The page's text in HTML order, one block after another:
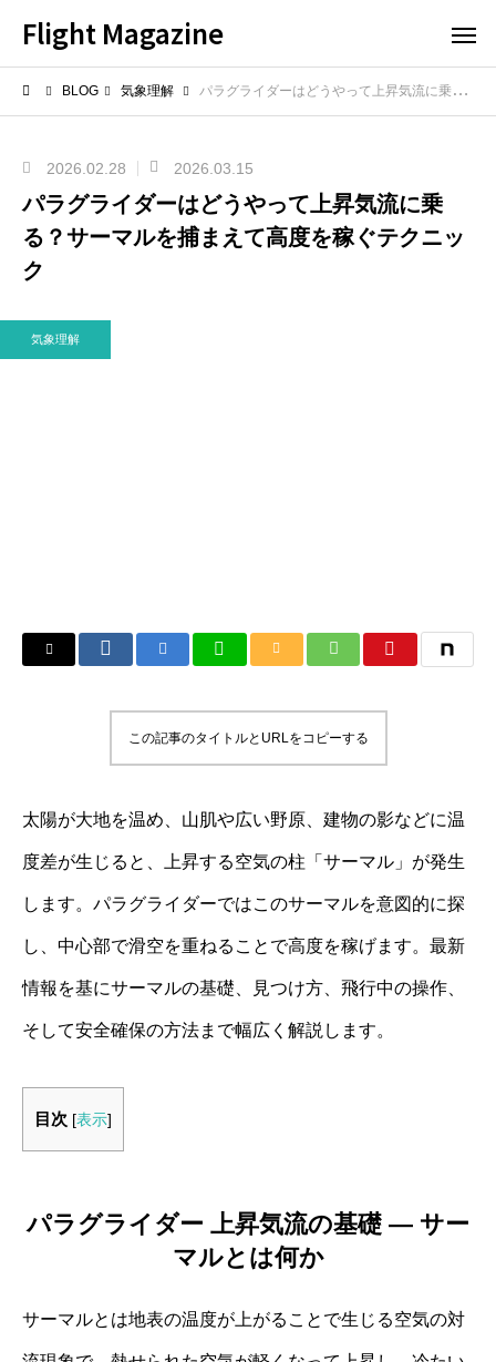
Flight Magazine
BLOG 気象理解 パラグライダーはどうやって上昇気流に乗る？サーマルを捕まえて高度を稼ぐテクニック
2026.02.28 2026.03.15
パラグライダーはどうやって上昇気流に乗
る？サーマルを捕まえて高度を稼ぐテクニッ
ク
気象理解
この記事のタイトルとURLをコピーする
太陽が大地を温め、山肌や広い野原、建物の影などに温
度差が生じると、上昇する空気の柱「サーマル」が発生
します。パラグライダーではこのサーマルを意図的に探
し、中心部で滑空を重ねることで高度を稼げます。最新
情報を基にサーマルの基礎、見つけ方、飛行中の操作、
そして安全確保の方法まで幅広く解説します。
目次 [表示]
パラグライダー 上昇気流の基礎 ― サー
マルとは何か
サーマルとは地表の温度が上がることで生じる空気の対